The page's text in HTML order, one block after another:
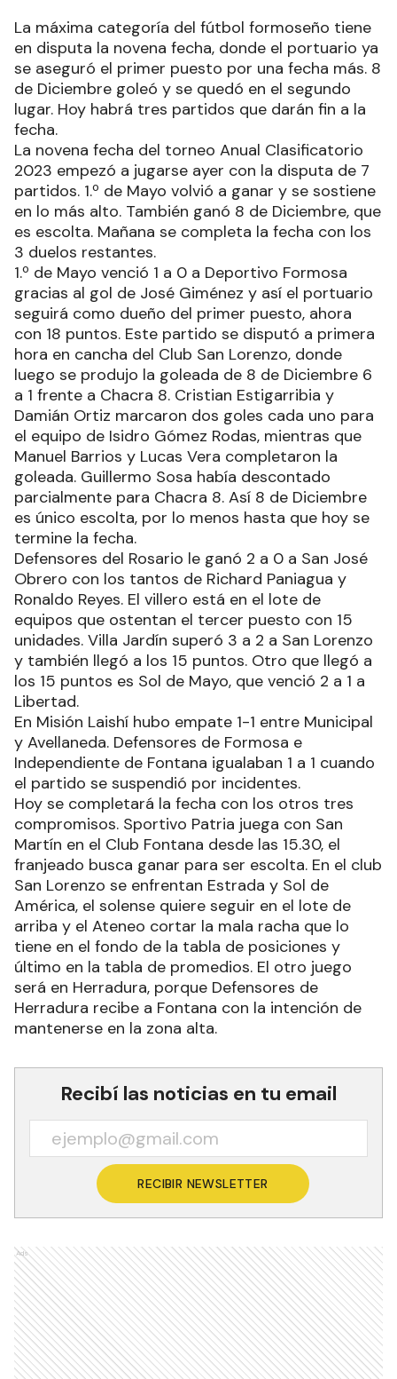
La máxima categoría del fútbol formoseño tiene
en disputa la novena fecha, donde el portuario ya
se aseguró el primer puesto por una fecha más. 8
de Diciembre goleó y se quedó en el segundo
lugar. Hoy habrá tres partidos que darán fin a la
fecha.
La novena fecha del torneo Anual Clasificatorio
2023 empezó a jugarse ayer con la disputa de 7
partidos. 1.º de Mayo volvió a ganar y se sostiene
en lo más alto. También ganó 8 de Diciembre, que
es escolta. Mañana se completa la fecha con los
3 duelos restantes.
1.º de Mayo venció 1 a 0 a Deportivo Formosa
gracias al gol de José Giménez y así el portuario
seguirá como dueño del primer puesto, ahora
con 18 puntos. Este partido se disputó a primera
hora en cancha del Club San Lorenzo, donde
luego se produjo la goleada de 8 de Diciembre 6
a 1 frente a Chacra 8. Cristian Estigarribia y
Damián Ortiz marcaron dos goles cada uno para
el equipo de Isidro Gómez Rodas, mientras que
Manuel Barrios y Lucas Vera completaron la
goleada. Guillermo Sosa había descontado
parcialmente para Chacra 8. Así 8 de Diciembre
es único escolta, por lo menos hasta que hoy se
termine la fecha.
Defensores del Rosario le ganó 2 a 0 a San José
Obrero con los tantos de Richard Paniagua y
Ronaldo Reyes. El villero está en el lote de
equipos que ostentan el tercer puesto con 15
unidades. Villa Jardín superó 3 a 2 a San Lorenzo
y también llegó a los 15 puntos. Otro que llegó a
los 15 puntos es Sol de Mayo, que venció 2 a 1 a
Libertad.
En Misión Laishí hubo empate 1-1 entre Municipal
y Avellaneda. Defensores de Formosa e
Independiente de Fontana igualaban 1 a 1 cuando
el partido se suspendió por incidentes.
Hoy se completará la fecha con los otros tres
compromisos. Sportivo Patria juega con San
Martín en el Club Fontana desde las 15.30, el
franjeado busca ganar para ser escolta. En el club
San Lorenzo se enfrentan Estrada y Sol de
América, el solense quiere seguir en el lote de
arriba y el Ateneo cortar la mala racha que lo
tiene en el fondo de la tabla de posiciones y
último en la tabla de promedios. El otro juego
será en Herradura, porque Defensores de
Herradura recibe a Fontana con la intención de
mantenerse en la zona alta.
Recibí las noticias en tu email
RECIBIR NEWSLETTER
Ads